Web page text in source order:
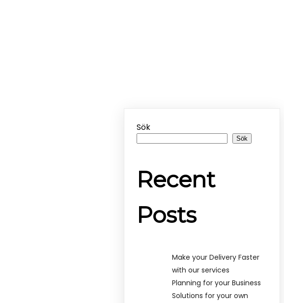
Sök
Sök
Recent
Posts
Make your Delivery Faster
with our services
Planning for your Business
Solutions for your own